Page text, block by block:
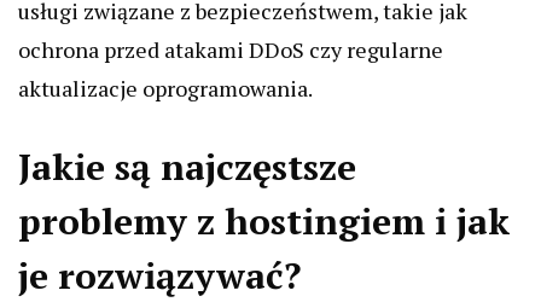
usługi związane z bezpieczeństwem, takie jak
ochrona przed atakami DDoS czy regularne
aktualizacje oprogramowania.
Jakie są najczęstsze
problemy z hostingiem i jak
je rozwiązywać?